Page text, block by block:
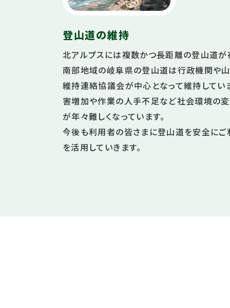
登山道の維持
北アルプスには複数かつ長距離の登山道が
南部地域の岐阜県の登山道は行政機関や
維持連絡協議会が中心となって維持してい
害増加や作業の人手不足など社会環境の
が年々難しくなっています。
今後も利用者の皆さまに登山道を安全に
を活用していきます。